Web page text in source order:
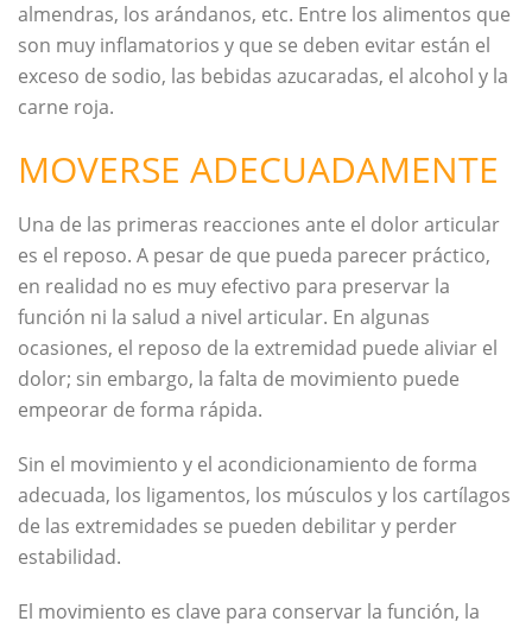
almendras, los arándanos, etc. Entre los alimentos que
son muy inflamatorios y que se deben evitar están el
exceso de sodio, las bebidas azucaradas, el alcohol y la
carne roja.
MOVERSE ADECUADAMENTE
Una de las primeras reacciones ante el dolor articular
es el reposo. A pesar de que pueda parecer práctico,
en realidad no es muy efectivo para preservar la
función ni la salud a nivel articular. En algunas
ocasiones, el reposo de la extremidad puede aliviar el
dolor; sin embargo, la falta de movimiento puede
empeorar de forma rápida.
Sin el movimiento y el acondicionamiento de forma
adecuada, los ligamentos, los músculos y los cartílagos
de las extremidades se pueden debilitar y perder
estabilidad.
El movimiento es clave para conservar la función, la